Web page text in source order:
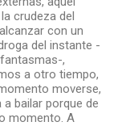
crudeza del
con un
del instante -
,
a otro tiempo,
moverse,
bailar porque de
momento. A